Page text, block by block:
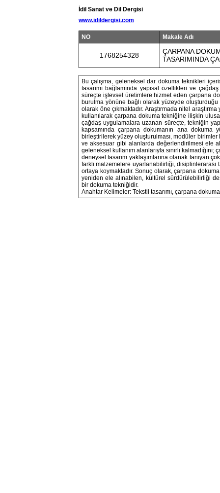
İdil Sanat ve Dil Dergisi
www.idildergisi.com
NO Makale Adı
1768254328
ÇARPANA
TASARIMINDA
Bu çalışma, geleneksel dar dokuma teknikleri
tasarımı bağlamında yapısal özellikleri ve
süreçte işlevsel üretimlere hizmet eden çarpana
burulma yönüne bağlı olarak yüzeyde
olarak öne çıkmaktadır. Araştırmada nitel
kullanılarak çarpana dokuma tekniğine ilişkin
çağdaş uygulamalara uzanan süreçte, tekniğin
kapsamında çarpana dokumanın ana
birleştirilerek yüzey oluşturulması, modüler birimler
ve aksesuar gibi alanlarda değerlendirilmesi ele
geleneksel kullanım alanlarıyla sınırlı
deneysel tasarım yaklaşımlarına olanak tanıyan
farklı malzemelere uyarlanabilirliği,
ortaya koymaktadır. Sonuç olarak, çarpana
yeniden ele alınabilen, kültürel sürdürülebilirliği
bir dokuma tekniğidir.
Anahtar Kelimeler: Tekstil tasarımı, çarpana